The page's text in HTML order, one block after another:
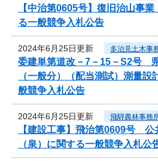
【中治第0605号】復旧治山
る一般競争入札公告
2024年6月25日更新 多治見土木事
委建単第道改－7－15－S2号
（一般分）（配当測試）測量設
般競争入札公告
2024年6月25日更新 飛騨農林事務
【建設工事】飛治第0609号
（泉）に関する一般競争入札公